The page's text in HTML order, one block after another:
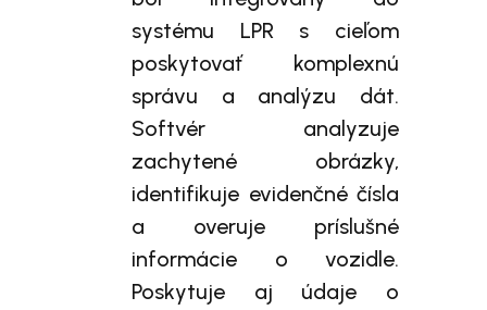
systému LPR s cieľom
poskytovať komplexnú
správu a analýzu dát.
Softvér analyzuje
zachytené obrázky,
identifikuje evidenčné čísla
a overuje príslušné
informácie o vozidle.
Poskytuje aj údaje o